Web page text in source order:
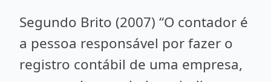
Segundo Brito (2007) “O contador é
a pessoa responsável por fazer o
registro contábil de uma empresa,